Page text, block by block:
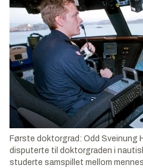
Første doktorgrad: Odd Sveinung
disputerte til doktorgraden i
studerte samspillet mellom